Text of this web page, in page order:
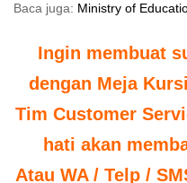
Baca juga: Ministry of
Ingin membuat
dengan Meja
Tim Customer
hati akan
Atau WA / Telp /